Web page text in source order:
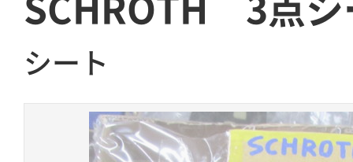
SCHROTH 3点シ
シート